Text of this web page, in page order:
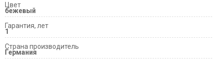
Цвет
бежевый
Гарантия, лет
1
Страна производитель
Германия